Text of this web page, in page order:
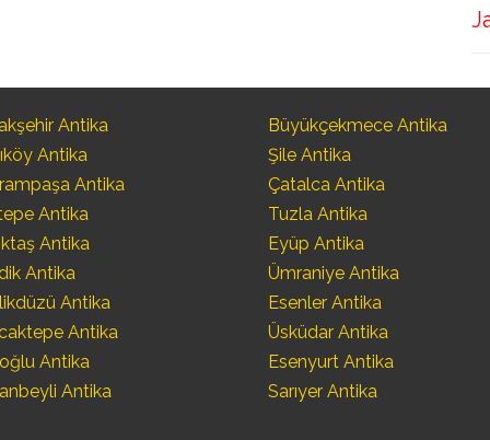
Antika
Antika
Antika
Antika
Antika
Antika
Antika
Antika
Antika
Antika
Büyükçekmece Antika
Şile Antika
Çatalca Antika
Tuzla Antika
Eyüp Antika
Ümraniye Antika
Esenler Antika
Üsküdar Antika
Esenyurt Antika
Sarıyer Antika